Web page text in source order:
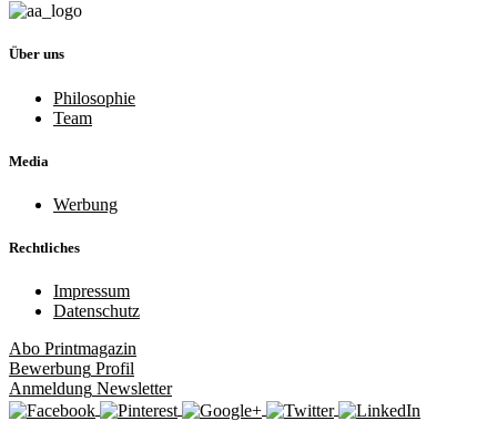
Über uns
Philosophie
Team
Media
Werbung
Rechtliches
Impressum
Datenschutz
Abo Printmagazin
Bewerbung Profil
Anmeldung Newsletter